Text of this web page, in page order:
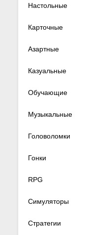
Настольные
Карточные
Азартные
Казуальные
Обучающие
Музыкальные
Головоломки
Гонки
RPG
Симуляторы
Стратегии